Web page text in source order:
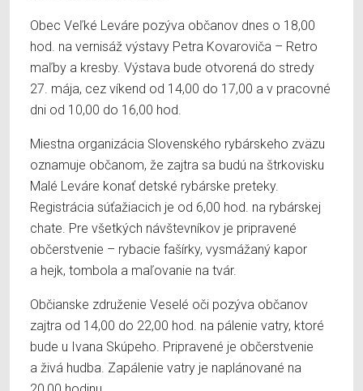
Obec Veľké Leváre pozýva občanov dnes o 18,00
hod. na vernisáž výstavy Petra Kovaroviča – Retro
maľby a kresby. Výstava bude otvorená do stredy
27. mája, cez víkend od 14,00 do 17,00 a v pracovné
dni od 10,00 do 16,00 hod.
Miestna organizácia Slovenského rybárskeho zväzu
oznamuje občanom, že zajtra sa budú na štrkovisku
Malé Leváre konať detské rybárske preteky.
Registrácia súťažiacich je od 6,00 hod. na rybárskej
chate. Pre všetkých návštevníkov je pripravené
občerstvenie – rybacie fašírky, vysmážaný kapor
a hejk, tombola a maľovanie na tvár.
Občianske združenie Veselé oči pozýva občanov
zajtra od 14,00 do 22,00 hod. na pálenie vatry, ktoré
bude u Ivana Skúpeho. Pripravené je občerstvenie
a živá hudba. Zapálenie vatry je naplánované na